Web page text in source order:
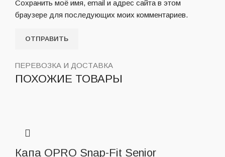
Сохранить моё имя, email и адрес сайта в этом
браузере для последующих моих комментариев.
ПЕРЕВОЗКА И ДОСТАВКА
ПОХОЖИЕ ТОВАРЫ
Капа OPRO Snap-Fit Senior